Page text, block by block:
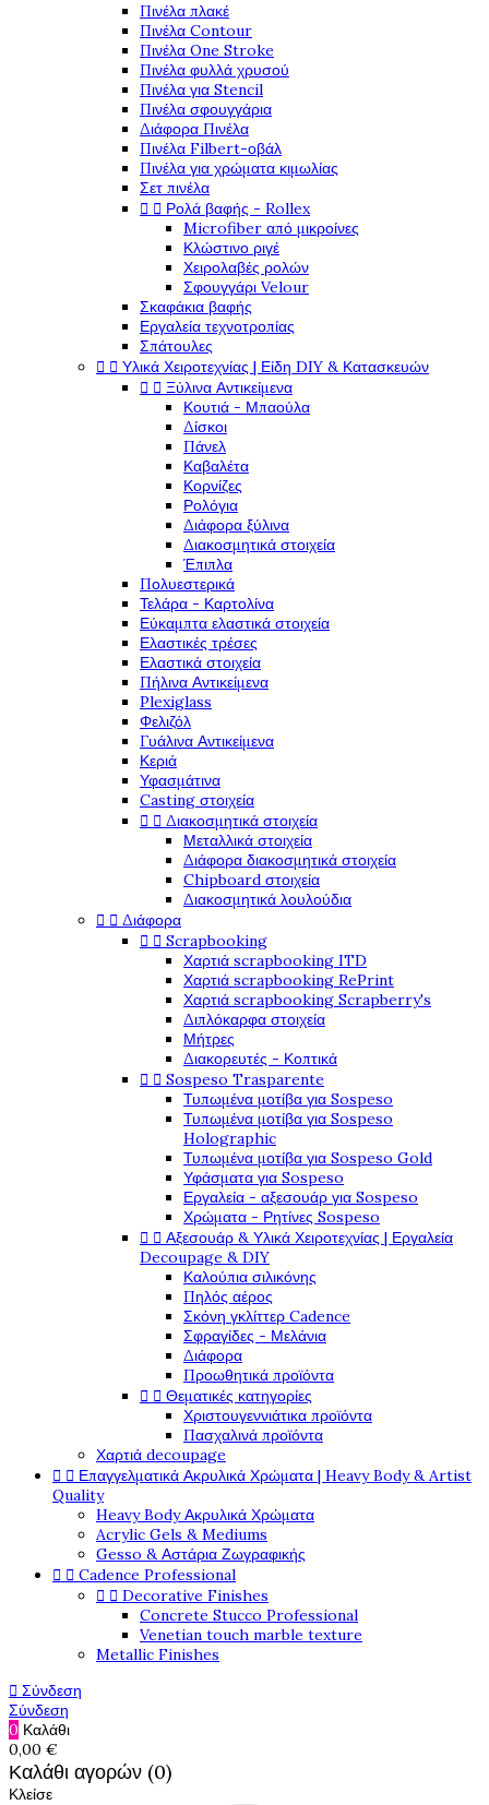
Πινέλα πλακέ
Πινέλα Contour
Πινέλα One Stroke
Πινέλα φυλλά χρυσού
Πινέλα για Stencil
Πινέλα σφουγγάρια
Διάφορα Πινέλα
Πινέλα Filbert-οβάλ
Πινέλα για χρώματα κιμωλίας
Σετ πινέλα
  Ρολά βαφής - Rollex
Microfiber από μικροίνες
Κλώστινο ριγέ
Χειρολαβές ρολών
Σφουγγάρι Velour
Σκαφάκια βαφής
Εργαλεία τεχνοτροπίας
Σπάτουλες
  Υλικά Χειροτεχνίας | Είδη DIY & Κατασκευών
  Ξύλινα Αντικείμενα
Κουτιά - Μπαούλα
Δίσκοι
Πάνελ
Καβαλέτα
Κορνίζες
Ρολόγια
Διάφορα ξύλινα
Διακοσμητικά στοιχεία
Έπιπλα
Πολυεστερικά
Τελάρα - Καρτολίνα
Εύκαμπτα ελαστικά στοιχεία
Ελαστικές τρέσες
Ελαστικά στοιχεία
Πήλινα Αντικείμενα
Plexiglass
Φελιζόλ
Γυάλινα Αντικείμενα
Κεριά
Υφασμάτινα
Casting στοιχεία
  Διακοσμητικά στοιχεία
Μεταλλικά στοιχεία
Διάφορα διακοσμητικά στοιχεία
Chipboard στοιχεία
Διακοσμητικά λουλούδια
  Διάφορα
  Scrapbooking
Χαρτιά scrapbooking ITD
Χαρτιά scrapbooking RePrint
Χαρτιά scrapbooking Scrapberry's
Διπλόκαρφα στοιχεία
Μήτρες
Διακορευτές - Κοπτικά
  Sospeso Trasparente
Τυπωμένα μοτίβα για Sospeso
Τυπωμένα μοτίβα για Sospeso
Holographic
Τυπωμένα μοτίβα για Sospeso Gold
Υφάσματα για Sospeso
Εργαλεία - αξεσουάρ για Sospeso
Χρώματα - Ρητίνες Sospeso
  Αξεσουάρ & Υλικά Χειροτεχνίας | Εργαλεία
Decoupage & DIY
Καλούπια σιλικόνης
Πηλός αέρος
Σκόνη γκλίττερ Cadence
Σφραγίδες - Μελάνια
Διάφορα
Προωθητικά προϊόντα
  Θεματικές κατηγορίες
Χριστουγεννιάτικα προϊόντα
Πασχαλινά προϊόντα
Χαρτιά decoupage
  Επαγγελματικά Ακρυλικά Χρώματα | Heavy Body & Artist
Quality
Heavy Body Ακρυλικά Χρώματα
Acrylic Gels & Mediums
Gesso & Αστάρια Ζωγραφικής
  Cadence Professional
  Decorative Finishes
Concrete Stucco Professional
Venetian touch marble texture
Metallic Finishes
 Σύνδεση
Σύνδεση
0 Καλάθι
0,00 €
Καλάθι αγορών (0)
Κλείσε